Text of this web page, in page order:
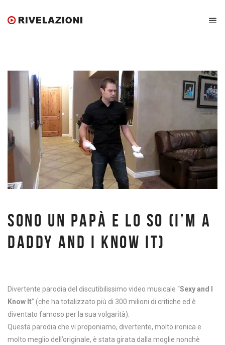
SONO UN PAPÀ E LO SO (I’M A
DADDY AND I KNOW IT)
Divertente parodia del discutibilissimo video musicale “Sexy and I
Know It” (che ha totalizzato più di 300 milioni di critiche ed è
diventato famoso per la sua volgarità).
Questa parodia che vi proponiamo, divertente, molto ironica e
molto meglio dell’originale, è stata girata dalla moglie nonchè